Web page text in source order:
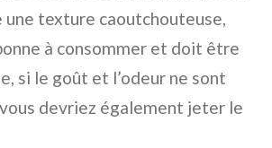
une texture caoutchouteuse,
à consommer et doit être
si le goût et l’odeur ne sont
devriez également jeter le